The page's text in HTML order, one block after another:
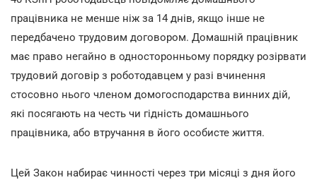
працівника не менше ніж за 14 днів, якщо інше не
передбачено трудовим договором. Домашній працівник
має право негайно в односторонньому порядку розірвати
трудовий договір з роботодавцем у разі вчинення
стосовно нього членом домогосподарства винних дій,
які посягають на честь чи гідність домашнього
працівника, або втручання в його особисте життя.
Цей Закон набирає чинності через три місяці з дня його